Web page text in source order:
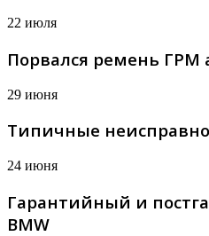
22 июля
Порвался ремень ГРМ
29 июня
Типичные
24 июня
Гарантийный и
BMW